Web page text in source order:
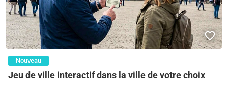
Nouveau
Jeu de ville interactif dans la ville de votre choix